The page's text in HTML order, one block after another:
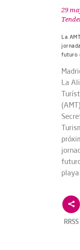
29
La
futuro
La
playa
RRSS